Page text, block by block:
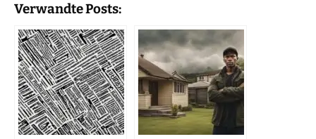
Verwandte Posts: